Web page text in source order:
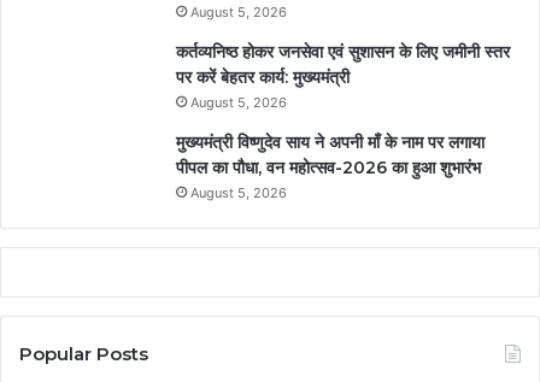
August 5, 2026
कर्तव्यनिष्ठ होकर जनसेवा एवं सुशासन के लिए जमीनी स्तर
पर करें बेहतर कार्य: मुख्यमंत्री
August 5, 2026
मुख्यमंत्री विष्णुदेव साय ने अपनी माँ के नाम पर लगाया
पीपल का पौधा, वन महोत्सव-2026 का हुआ शुभारंभ
August 5, 2026
Popular Posts